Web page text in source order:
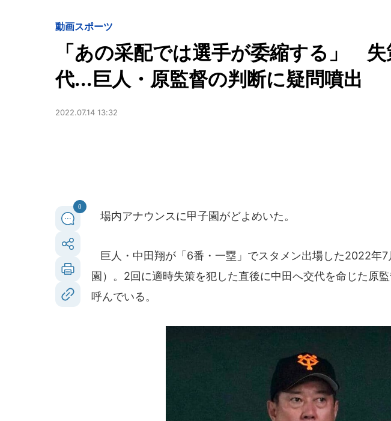
動画スポーツ
「あの采配では選手が委縮する」
代...巨人・原監督の判断に疑問噴出
2022.07.14 13:32
0
場内アナウンスに甲子園がどよめいた。
巨人・中田翔が「6番・一塁」でスタメン出場した2022年7
園）。2回に適時失策を犯した直後に中田へ交代を命じた原
呼んでいる。